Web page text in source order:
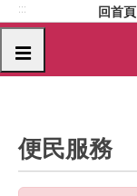
容
塊
::: 回首頁
選單
便民服務